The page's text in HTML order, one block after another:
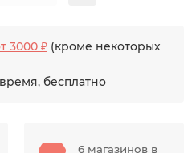
3000 ₽ (кроме некоторых
бесплатно
6 магазинов в